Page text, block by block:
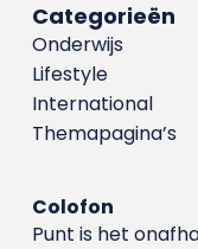
Categorieën
Onderwijs
Lifestyle
International
Themapagina’s
Colofon
Punt is het